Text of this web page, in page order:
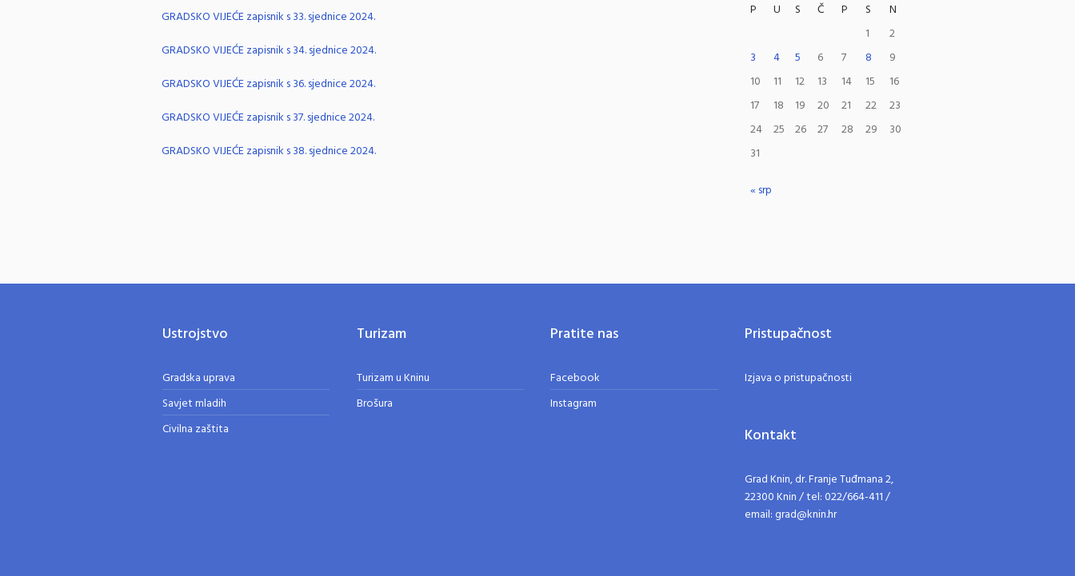
GRADSKO VIJEĆE zapisnik s 33. sjednice 2024.
GRADSKO VIJEĆE zapisnik s 34. sjednice 2024.
GRADSKO VIJEĆE zapisnik s 36. sjednice 2024.
GRADSKO VIJEĆE zapisnik s 37. sjednice 2024.
GRADSKO VIJEĆE zapisnik s 38. sjednice 2024.
P
U S Č P S
N
1
2
3
4 5 6 7 8
9
10
11 12 13 14 15
16
17
18 19 20 21 22
23
24
25 26 27 28 29
30
31
« srp
Ustrojstvo
Gradska uprava
Savjet mladih
Civilna zaštita
Turizam
Turizam u Kninu
Brošura
Pratite nas
Facebook
Instagram
Pristupačnost
Izjava o pristupačnosti
Kontakt
Grad Knin, dr. Franje Tuđmana 2,
22300 Knin / tel: 022/664-411 /
email: grad@knin.hr